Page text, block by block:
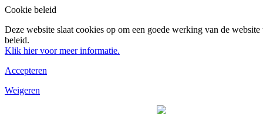
Cookie beleid
Deze website slaat cookies op om een goede werking van de
beleid.
Klik hier voor meer informatie.
Accepteren
Weigeren